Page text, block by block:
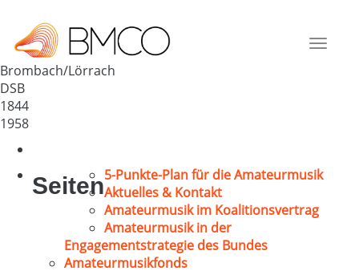
Toggle
Deutschland
79541
Brombach/Lörrach
DSB
1844
1958
Seiten5-Punkte-Plan für die Amateurmusik
Aktuelles & Kontakt
Amateurmusik im Koalitionsvertrag
Amateurmusik in der
Engagementstrategie des Bundes
Amateurmusikfonds